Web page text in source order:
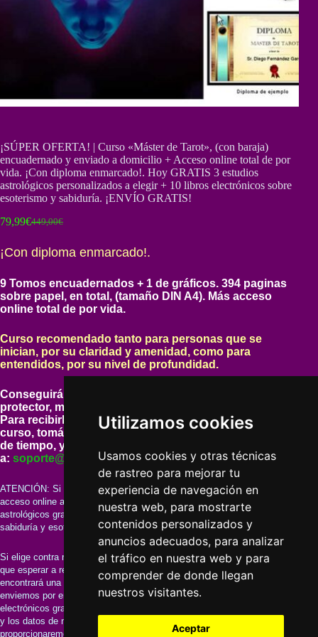
Utilizamos cookies
Usamos cookies y otras técnicas
de rastreo para mejorar tu
experiencia de navegación en
nuestra web, para mostrarte
contenidos personalizados y
anuncios adecuados, para analizar
el tráfico en nuestra web y para
comprender de donde llegan
nuestros visitantes.
Aceptar
¡SÚPER OFERTA! | Curso «Máster de Tarot», (con baraja)
encuadernado y enviado a domicilio + Acceso online total de por
vida. ¡Con diploma enmarcado!. Hoy GRATIS 3 estudios
astrológicos personalizados a elegir + 10 libros electrónicos sobre
esoterismo y sabiduría. ¡ENVÍO GRATIS!
449,00€
El
original
449,00€.
79,99€El
actual
79,99€.
¡Con diploma enmarcado!.
9 Tomos encuadernados + 1 de gráficos. 394 paginas
sobre papel, en total, (tamaño DIN A4). Más acceso
online total de por vida.
Curso recomendado tanto para personas que se
inician, por su claridad y amenidad, como para
entendidos, por su nivel de profundidad.
Conseguirá un
protector, más el carnet profesional correspondiente.
Para recibirlos tan solo tendrá que realizar la lectura del
curso, tomándose todo el tiempo que desee, sin limites
de tiempo, y cuando haya acabado enviarnos un email
a: soporte@cursos-esotericos.com
ATENCIÓN: Si realiza el pago del curso mediante tarjeta o PayPal, el
acceso online al curso así como la realización de los tres estudios
astrológicos gratuitos y el envío de los 10 libros electrónico sobre
sabiduría y esoterismo los obtendrá rápidamente.
Si elige contra reembolso, (solo para España) (solo para España) tendrá
que esperar a recibir el curso en su domicilio. Dentro de la caja
encontrará una carta con un código, y la información para que le
enviemos por email los 3 estudios astrológicos junto a los 10 libros
electrónicos gratuitos. Entonces le preguntaremos que 3 estudios desea
y los datos de nacimiento para poder realizarlos. También entonces le
proporcionaremos el acceso online al curso.